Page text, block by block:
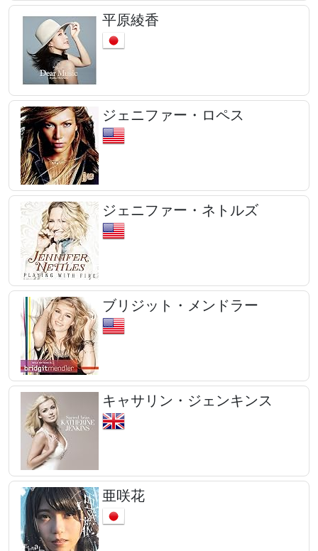
平原綾香
ジェニファー・ロペス
ジェニファー・ネトルズ
ブリジット・メンドラー
キャサリン・ジェンキンス
亜咲花